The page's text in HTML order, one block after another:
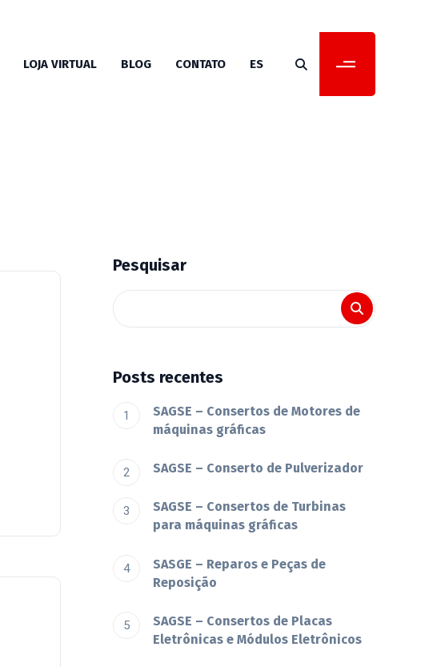
LOJA VIRTUAL BLOG CONTATO ES
Pesquisar
Posts recentes
SAGSE – Consertos de Motores de
máquinas gráficas
SAGSE – Conserto de Pulverizador
SAGSE – Consertos de Turbinas
para máquinas gráficas
SASGE – Reparos e Peças de
Reposição
SAGSE – Consertos de Placas
Eletrônicas e Módulos Eletrônicos